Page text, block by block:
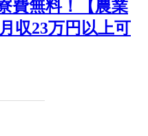
費無料！【農業
収23万円以上可